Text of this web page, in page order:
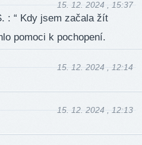
15. 12. 2024 , 15:37
: “ Kdy jsem začala žít
pomoci k pochopení.
15. 12. 2024 , 12:14
15. 12. 2024 , 12:13